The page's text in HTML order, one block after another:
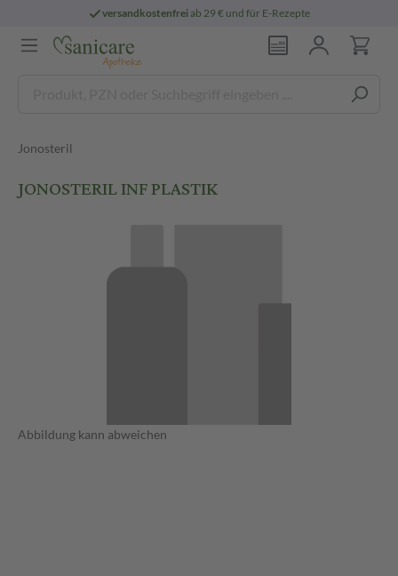
versandkostenfreiab 29 € und für E-Rezepte
Jonosteril
JONOSTERIL INF PLASTIK
Abbildung kann abweichen